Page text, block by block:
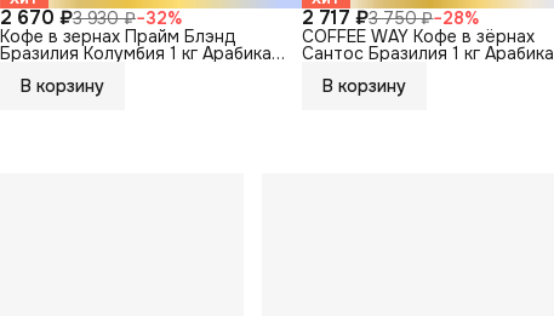
2 670 ₽3 930 ₽−32%
Кофе в зернах Прайм Блэнд
Бразилия Колумбия 1 кг Арабика
В корзину
2 717 ₽3 750 ₽−28%
COFFEE WAY Кофе в зёрнах
Сантос Бразилия 1 кг Арабика
В корзину